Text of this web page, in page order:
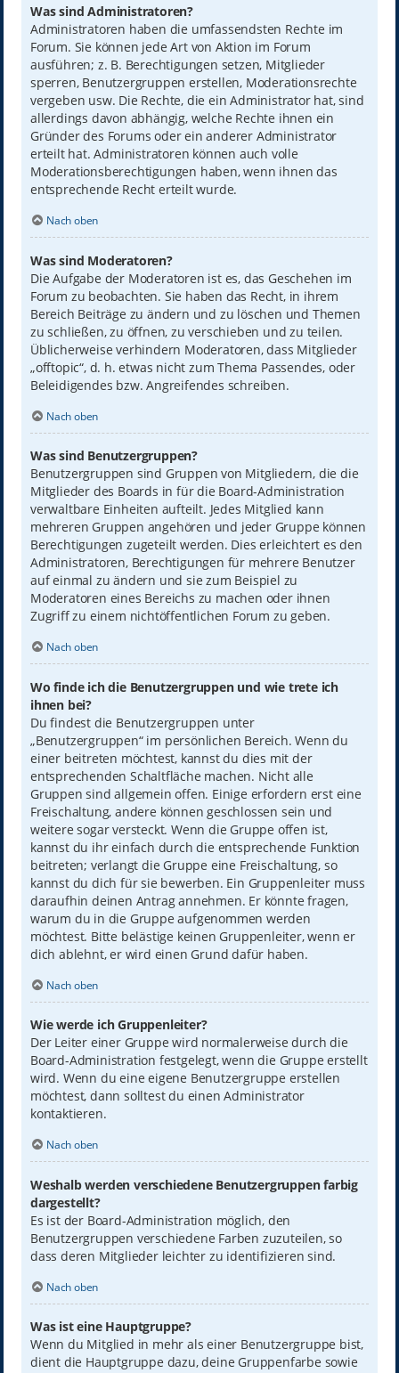
Was sind Administratoren?
Administratoren haben die umfassendsten Rechte im
Forum. Sie können jede Art von Aktion im Forum
ausführen; z. B. Berechtigungen setzen, Mitglieder
sperren, Benutzergruppen erstellen, Moderationsrechte
vergeben usw. Die Rechte, die ein Administrator hat, sind
allerdings davon abhängig, welche Rechte ihnen ein
Gründer des Forums oder ein anderer Administrator
erteilt hat. Administratoren können auch volle
Moderationsberechtigungen haben, wenn ihnen das
entsprechende Recht erteilt wurde.
Nach oben
Was sind Moderatoren?
Die Aufgabe der Moderatoren ist es, das Geschehen im
Forum zu beobachten. Sie haben das Recht, in ihrem
Bereich Beiträge zu ändern und zu löschen und Themen
zu schließen, zu öffnen, zu verschieben und zu teilen.
Üblicherweise verhindern Moderatoren, dass Mitglieder
„offtopic“, d. h. etwas nicht zum Thema Passendes, oder
Beleidigendes bzw. Angreifendes schreiben.
Nach oben
Was sind Benutzergruppen?
Benutzergruppen sind Gruppen von Mitgliedern, die die
Mitglieder des Boards in für die Board-Administration
verwaltbare Einheiten aufteilt. Jedes Mitglied kann
mehreren Gruppen angehören und jeder Gruppe können
Berechtigungen zugeteilt werden. Dies erleichtert es den
Administratoren, Berechtigungen für mehrere Benutzer
auf einmal zu ändern und sie zum Beispiel zu
Moderatoren eines Bereichs zu machen oder ihnen
Zugriff zu einem nichtöffentlichen Forum zu geben.
Nach oben
Wo finde ich die Benutzergruppen und wie trete ich
ihnen bei?
Du findest die Benutzergruppen unter
„Benutzergruppen“ im persönlichen Bereich. Wenn du
einer beitreten möchtest, kannst du dies mit der
entsprechenden Schaltfläche machen. Nicht alle
Gruppen sind allgemein offen. Einige erfordern erst eine
Freischaltung, andere können geschlossen sein und
weitere sogar versteckt. Wenn die Gruppe offen ist,
kannst du ihr einfach durch die entsprechende Funktion
beitreten; verlangt die Gruppe eine Freischaltung, so
kannst du dich für sie bewerben. Ein Gruppenleiter muss
daraufhin deinen Antrag annehmen. Er könnte fragen,
warum du in die Gruppe aufgenommen werden
möchtest. Bitte belästige keinen Gruppenleiter, wenn er
dich ablehnt, er wird einen Grund dafür haben.
Nach oben
Wie werde ich Gruppenleiter?
Der Leiter einer Gruppe wird normalerweise durch die
Board-Administration festgelegt, wenn die Gruppe erstellt
wird. Wenn du eine eigene Benutzergruppe erstellen
möchtest, dann solltest du einen Administrator
kontaktieren.
Nach oben
Weshalb werden verschiedene Benutzergruppen farbig
dargestellt?
Es ist der Board-Administration möglich, den
Benutzergruppen verschiedene Farben zuzuteilen, so
dass deren Mitglieder leichter zu identifizieren sind.
Nach oben
Was ist eine Hauptgruppe?
Wenn du Mitglied in mehr als einer Benutzergruppe bist,
dient die Hauptgruppe dazu, deine Gruppenfarbe sowie